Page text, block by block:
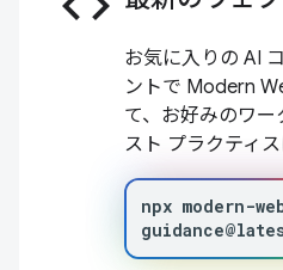
お気に入りの AI
ントで Modern
て、お好みのワ
スト プラクティス
npx modern-